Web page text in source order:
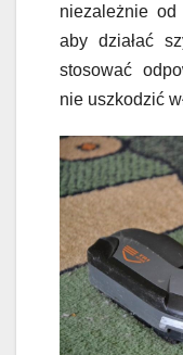
niezależnie
aby działać
stosować
nie uszkodzić